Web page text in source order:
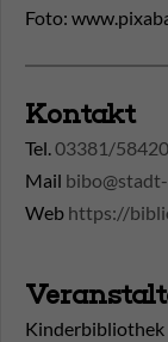
Foto:
Kontakt
Tel.03381/
Mail
Web https://
Kinderbibliothek